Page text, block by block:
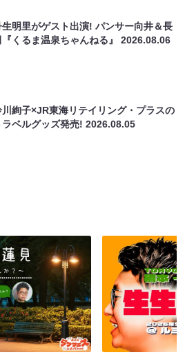
生明里がゲスト出演! パンサー向井＆長
『くるま温泉ちゃんねる』2026.08.06
川絢子×JR東海リテイリング・プラスの
ラベルグッズ発売!2026.08.05